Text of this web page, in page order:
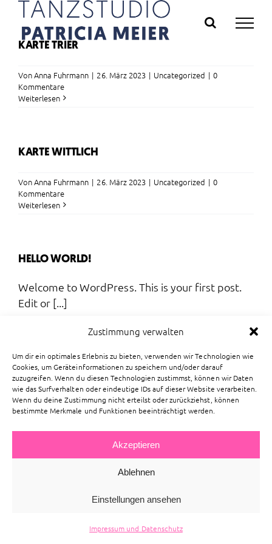
Zustimmung verwalten
Um dir ein optimales Erlebnis zu bieten, verwenden wir Technologien wie
Cookies, um Geräteinformationen zu speichern und/oder darauf
zuzugreifen. Wenn du diesen Technologien zustimmst, können wir Daten
wie das Surfverhalten oder eindeutige IDs auf dieser Website verarbeiten.
Wenn du deine Zustimmung nicht erteilst oder zurückziehst, können
bestimmte Merkmale und Funktionen beeinträchtigt werden.
Akzeptieren
Ablehnen
Einstellungen ansehen
Impressum und Datenschutz
springen
KARTE TRIER
VonAnna Fuhrmann | 26. März 2023 | Uncategorized | 0
Kommentare
Weiterlesen
KARTE WITTLICH
VonAnna Fuhrmann | 26. März 2023 | Uncategorized | 0
Kommentare
Weiterlesen
HELLO WORLD!
Welcome to WordPress. This is your first post.
Edit or [...]
Anna Fuhrmann | 2. August 2021 | Uncategorized
Weiterlesen
Home